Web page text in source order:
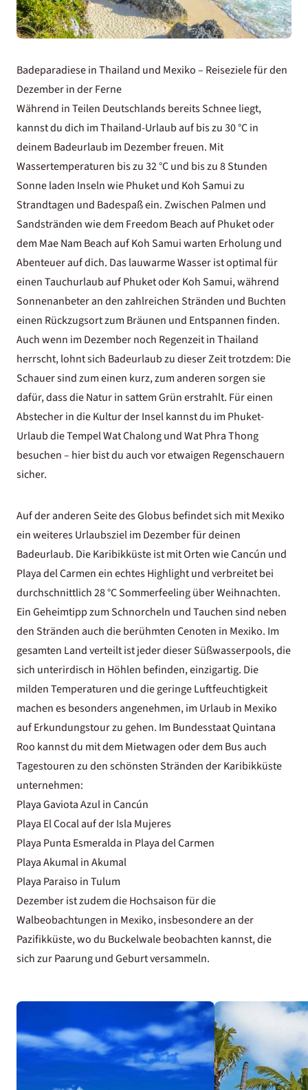
Badeparadiese in Thailand und Mexiko – Reiseziele für den
Dezember in der Ferne
Während in Teilen Deutschlands bereits Schnee liegt,
kannst du dich imThailand-Urlaubauf bis zu 30 °C in
deinem Badeurlaub im Dezember freuen. Mit
Wassertemperaturen bis zu 32 °C und bis zu 8 Stunden
Sonne laden Inseln wie Phuket und Koh Samuizu
Strandtagen und Badespaß ein. Zwischen Palmen und
Sandstränden wie dem Freedom Beach auf Phuket oder
dem Mae Nam Beach auf Koh Samui warten Erholung und
Abenteuer auf dich. Das lauwarme Wasser ist optimal für
einen Tauchurlaub auf Phuket oder Koh Samui, während
Sonnenanbeter an den zahlreichen Stränden und Buchten
einen Rückzugsort zum Bräunen und Entspannen finden.
Auch wenn im Dezember noch Regenzeit in Thailand
herrscht, lohnt sich Badeurlaub zu dieser Zeit trotzdem: Die
Schauer sind zum einen kurz, zum anderen sorgen sie
dafür, dass die Natur in sattem Grün erstrahlt. Für einen
Abstecher in die Kultur der Insel kannst du im Phuket-
Urlaubdie Tempel Wat Chalong und Wat Phra Thong
besuchen – hier bist du auch vor etwaigen Regenschauern
sicher.
Auf der anderen Seite des Globus befindet sich mit Mexiko
ein weiteres Urlaubsziel im Dezember für deinen
Badeurlaub. Die Karibikküste ist mit Orten wieCancún und
Playa del Carmenein echtes Highlight und verbreitet bei
durchschnittlich 28 °C Sommerfeeling über Weihnachten.
Ein Geheimtipp zum Schnorcheln und Tauchen sind neben
den Stränden auch die berühmtenCenoten in Mexiko. Im
gesamten Land verteilt ist jeder dieser Süßwasserpools, die
sich unterirdisch in Höhlen befinden, einzigartig. Die
milden Temperaturen und die geringe Luftfeuchtigkeit
machen es besonders angenehmen, im Urlaub in Mexiko
auf Erkundungstour zu gehen. Im Bundesstaat Quintana
Roo kannst du mit dem Mietwagenoder dem Bus auch
Tagestouren zu den schönsten Stränden der Karibikküste
unternehmen:
Playa Gaviota Azul in Cancún
Playa El Cocal auf der Isla Mujeres
Playa Punta Esmeralda in Playa del Carmen
Playa Akumal in Akumal
Playa Paraiso in Tulum
Dezember ist zudem die Hochsaison für die
Walbeobachtungen in Mexiko, insbesondere an der
Pazifikküste, wo du Buckelwale beobachten kannst, die
sich zur Paarung und Geburt versammeln.